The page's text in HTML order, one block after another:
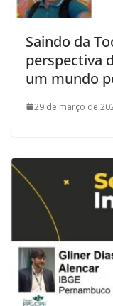
Saindo da
perspectiva
um mundo
29 de março de